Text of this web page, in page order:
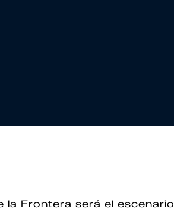
Frontera será el escenario